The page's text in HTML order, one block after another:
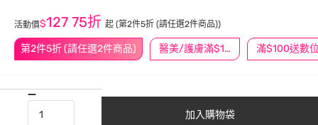
第2件5折 (請任選2件商品) 醫美/護膚滿$1200送$200
活動價$127 75折 起 (第2件5折 (請任選2件商品))
加入購物袋